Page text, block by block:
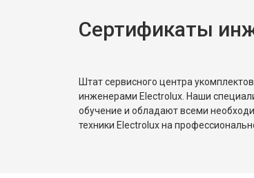
Замена реле
Сертификаты
Штат сервисного центра
инженерами Electrolux. Наши
обучение и обладают всеми
техники Electrolux на